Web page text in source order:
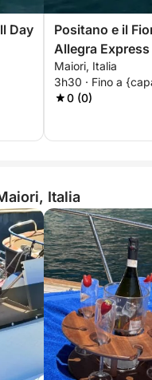
Day
Positano e il
Allegra Express
Maiori, Italia
3h30 · Fino a
0 (0)
Italia